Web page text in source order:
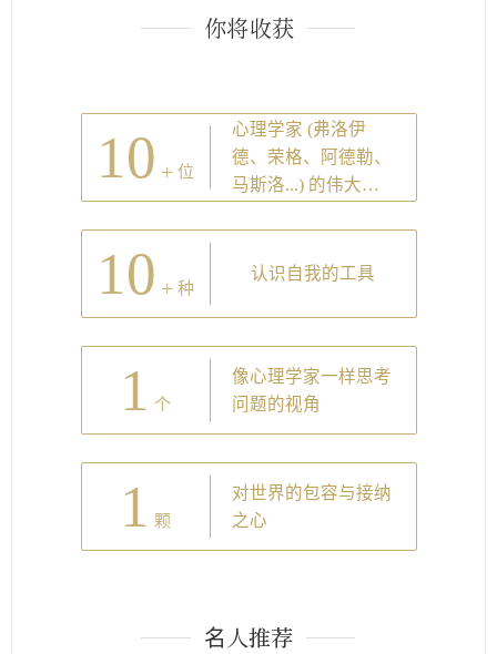
你将收获
10 + 位
心理学家 (弗洛伊
德、荣格、阿德勒、
马斯洛...) 的伟大理
10 + 种
认识自我的工具
1 个
像心理学家一样思考
问题的视角
1 颗
对世界的包容与接纳
之心
名人推荐